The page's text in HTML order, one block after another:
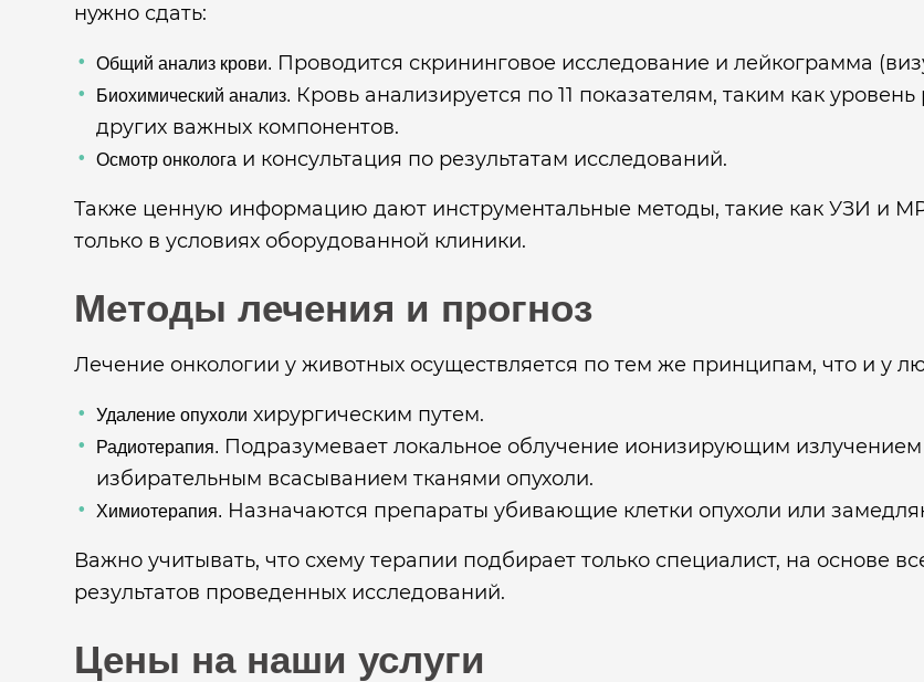
нужно сдать:
Общий анализ крови. Проводится скрининговое исследование и лейкограмма
Биохимический анализ. Кровь анализируется по 11 показателям, таким как
других важных компонентов.
Осмотр онколога и консультация по результатам исследований.
Также ценную информацию дают инструментальные методы, такие как УЗИ и
только в условиях оборудованной клиники.
Методы лечения и прогноз
Лечение онкологии у животных осуществляется по тем же принципам, что и у
Удаление опухоли хирургическим путем.
Радиотерапия. Подразумевает локальное облучение ионизирующим
избирательным всасыванием тканями опухоли.
Химиотерапия. Назначаются препараты убивающие клетки опухоли или
Важно учитывать, что схему терапии подбирает только специалист, на основе
результатов проведенных исследований.
Цены на наши услуги